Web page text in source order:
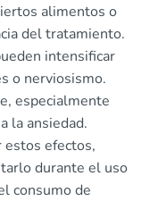
alimentos o
del tratamiento.
intensificar
o nerviosismo.
especialmente
la ansiedad.
estos efectos,
durante el uso
consumo de